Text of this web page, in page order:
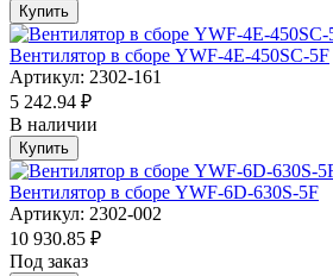
Купить
Вентилятор в сборе YWF-4E-450SC-5F
Артикул: 2302-161
5 242.94 ₽
В наличии
Купить
Вентилятор в сборе YWF-6D-630S-5F
Артикул: 2302-002
10 930.85 ₽
Под заказ